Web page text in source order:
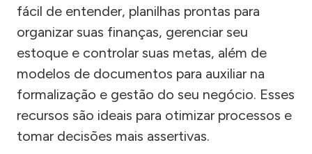
fácil de entender, planilhas prontas para
organizar suas finanças, gerenciar seu
estoque e controlar suas metas, além de
modelos de documentos para auxiliar na
formalização e gestão do seu negócio. Esses
recursos são ideais para otimizar processos e
tomar decisões mais assertivas.